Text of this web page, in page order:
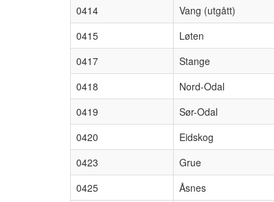
0414
Vang (utgått)
0415
Løten
0417
Stange
0418
Nord-Odal
0419
Sør-Odal
0420
Eidskog
0423
Grue
0425
Åsnes